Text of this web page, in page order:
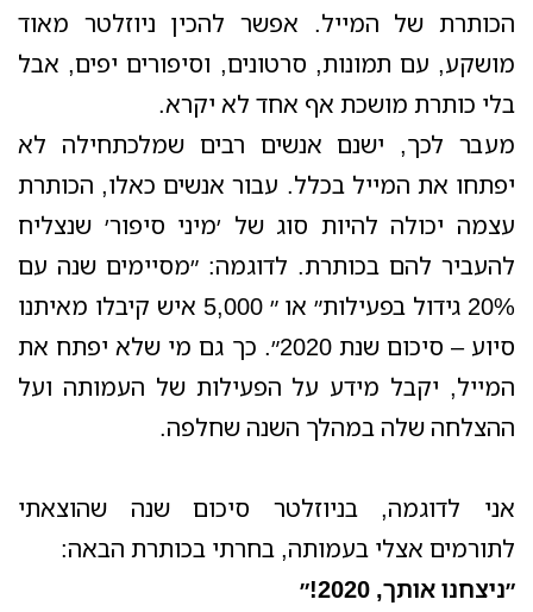
הכותרת של המייל. אפשר להכין ניוזלטר מאוד
מושקע, עם תמונות, סרטונים, וסיפורים יפים, אבל
בלי כותרת מושכת אף אחד לא יקרא.
מעבר לכך, ישנם אנשים רבים שמלכתחילה לא
יפתחו את המייל בכלל. עבור אנשים כאלו, הכותרת
עצמה יכולה להיות סוג של ׳מיני סיפור׳ שנצליח
להעביר להם בכותרת. לדוגמה: ״מסיימים שנה עם
20% גידול בפעילות״ או ״ 5,000 איש קיבלו מאיתנו
סיוע – סיכום שנת 2020״. כך גם מי שלא יפתח את
המייל, יקבל מידע על הפעילות של העמותה ועל
ההצלחה שלה במהלך השנה שחלפה.
אני לדוגמה, בניוזלטר סיכום שנה שהוצאתי
לתורמים אצלי בעמותה, בחרתי בכותרת הבאה:
״ניצחנו אותך, 2020!״